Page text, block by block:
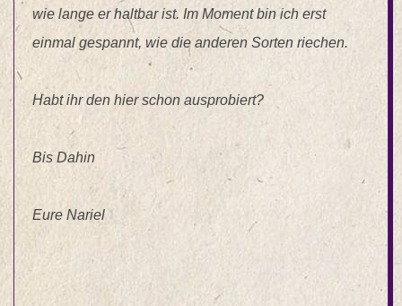
wie lange er haltbar ist. Im Moment bin ich erst
einmal gespannt, wie die anderen Sorten riechen.
Habt ihr den hier schon ausprobiert?
Bis Dahin
Eure Nariel